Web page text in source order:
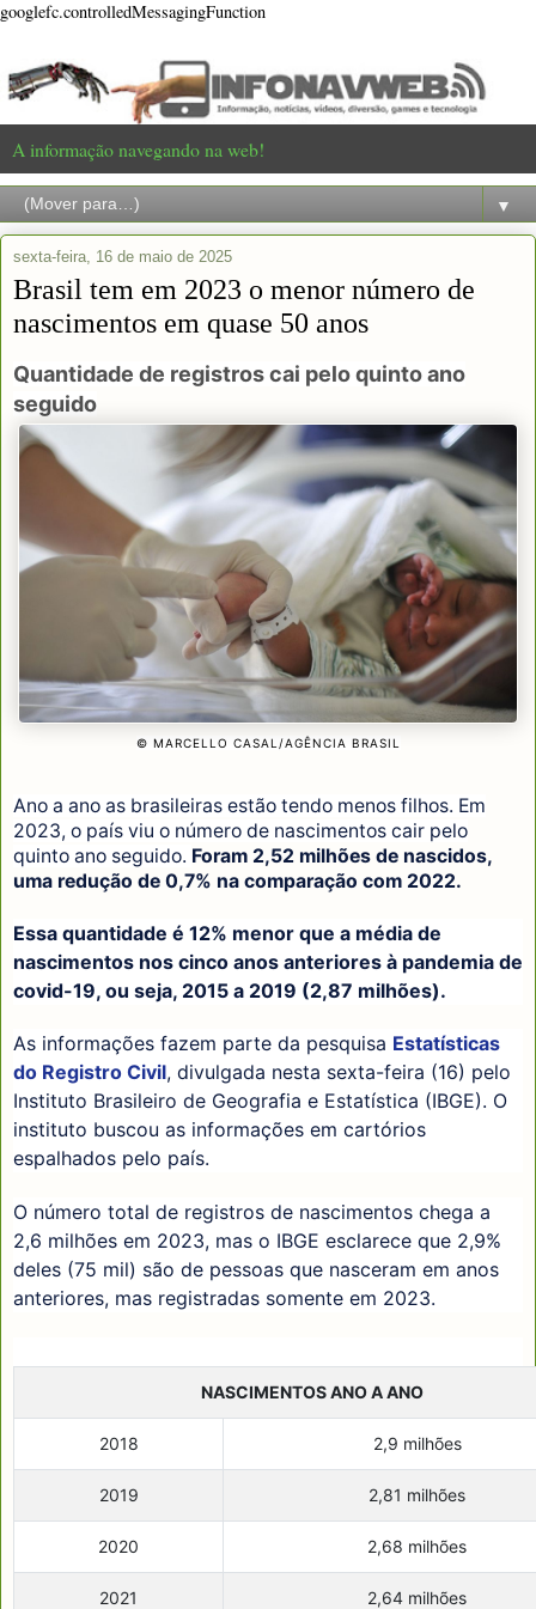
googlefc.controlledMessagingFunction
A informação navegando na web!
▼
sexta-feira, 16 de maio de 2025
Brasil tem em 2023 o menor número de
nascimentos em quase 50 anos
Quantidade de registros cai pelo quinto ano
seguido
© MARCELLO CASAL/AGÊNCIA BRASIL
Ano a ano as brasileiras estão tendo menos filhos. Em
2023, o país viu o número de nascimentos cair pelo
quinto ano seguido. Foram 2,52 milhões de nascidos,
uma redução de 0,7% na comparação com 2022.
Essa quantidade é 12% menor que a média de
nascimentos nos cinco anos anteriores à pandemia de
covid-19, ou seja, 2015 a 2019 (2,87 milhões).
As informações fazem parte da pesquisa Estatísticas
do Registro Civil, divulgada nesta sexta-feira (16) pelo
Instituto Brasileiro de Geografia e Estatística (IBGE). O
instituto buscou as informações em cartórios
espalhados pelo país.
O número total de registros de nascimentos chega a
2,6 milhões em 2023, mas o IBGE esclarece que 2,9%
deles (75 mil) são de pessoas que nasceram em anos
anteriores, mas registradas somente em 2023.
NASCIMENTOS ANO A ANO
2018 2,9 milhões
2019 2,81 milhões
2020 2,68 milhões
2021 2,64 milhões